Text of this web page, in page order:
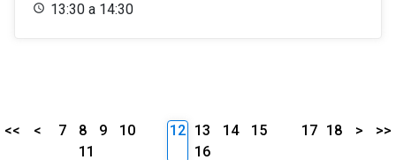
13:30 a 14:30
<< < 7 8 9
10
11
12 13 14
15
16
17 18 > >>